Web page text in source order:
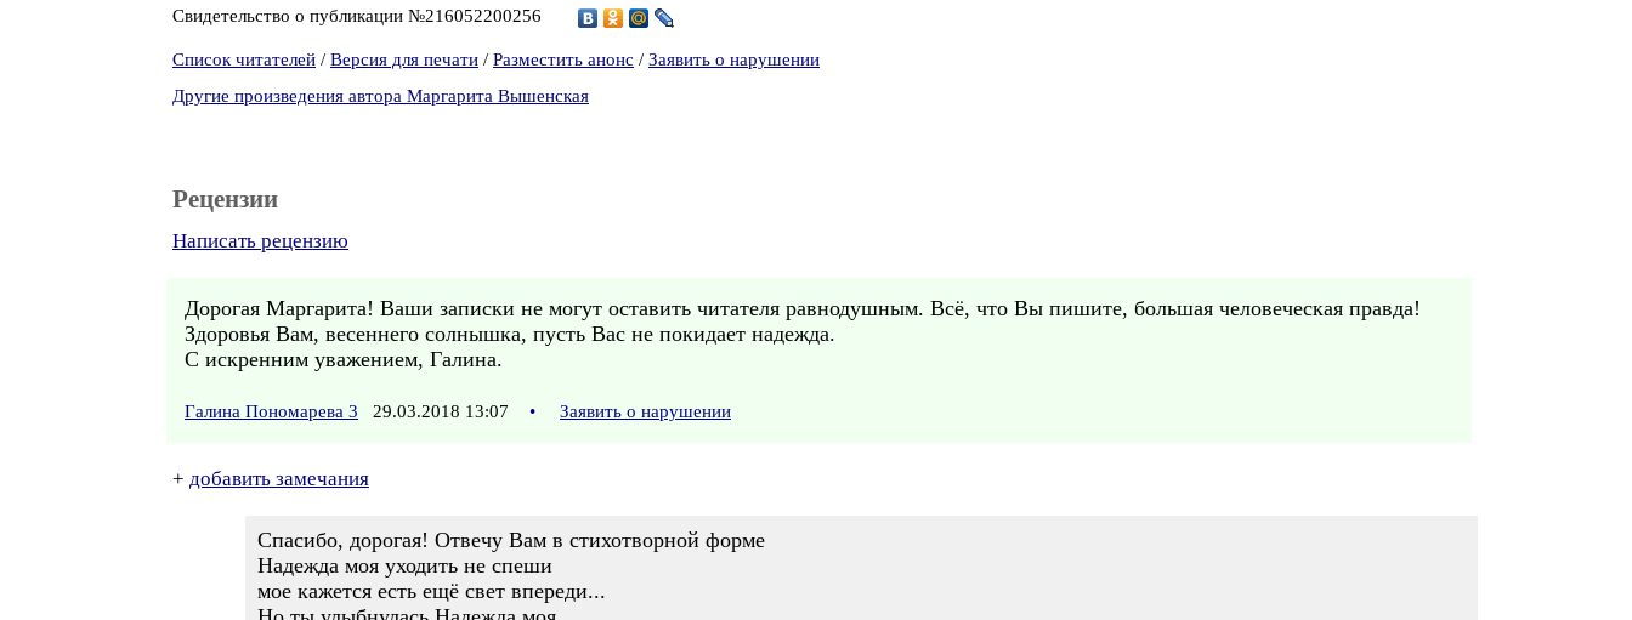
Свидетельство о публикации №216052200256
Список читателей / Версия для печати / Разместить анонс / Заявить о нарушении
Другие произведения автора Маргарита Вышенская
Рецензии
Написать рецензию
Дорогая Маргарита! Ваши записки не могут оставить читателя равнодушным. Всё, что Вы пишите, большая человеческая правда!
Здоровья Вам, весеннего солнышка, пусть Вас не покидает надежда.
С искренним уважением, Галина.
Галина Пономарева 3 29.03.2018 13:07 • Заявить о нарушении
+ добавить замечания
Спасибо, дорогая! Отвечу Вам в стихотворной форме
Надежда моя уходить не спеши
мое кажется есть ещё свет впереди...